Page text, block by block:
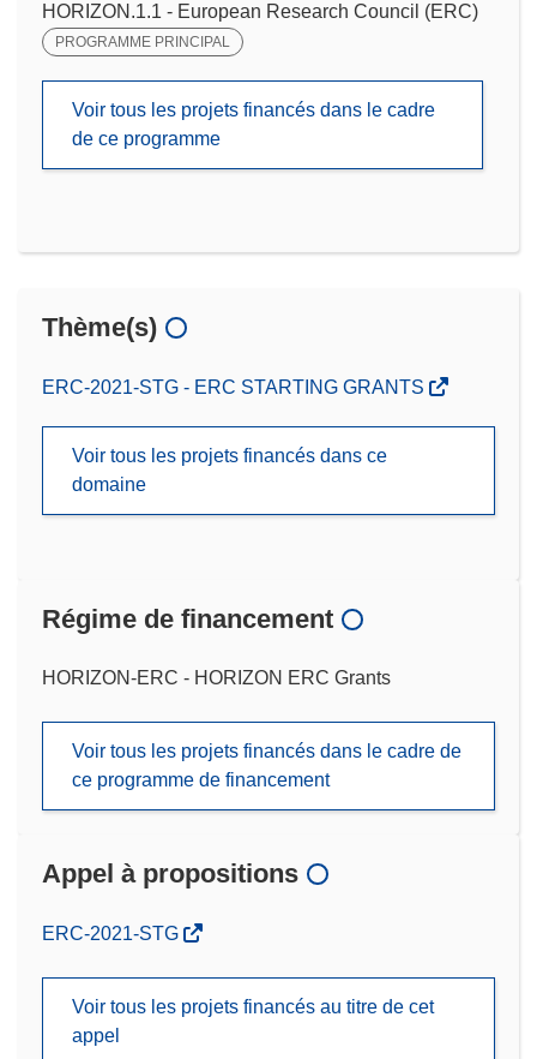
HORIZON.1.1 - European Research Council (ERC)
PROGRAMME PRINCIPAL
Voir tous les projets financés dans le cadre
de ce programme
Thème(s)
ERC-2021-STG - ERC STARTING GRANTS
Voir tous les projets financés dans ce
domaine
Régime de financement
HORIZON-ERC - HORIZON ERC Grants
Voir tous les projets financés dans le cadre de
ce programme de financement
Appel à propositions
(s’ouvre
nouvelle
fenêtre)
ERC-2021-STG
Voir tous les projets financés au titre de cet
appel